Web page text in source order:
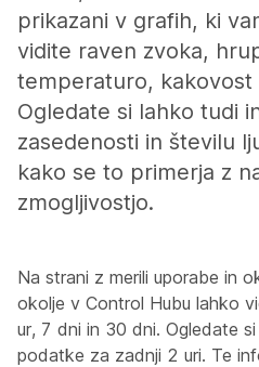
prikazani v grafih, ki
vidite raven zvoka,
temperaturo, kakovost
Ogledate si lahko tudi
zasedenosti in številu
kako se to primerja z
zmogljivostjo.
Na strani z merili uporabe in
okolje v Control Hubu lahko
ur, 7 dni in 30 dni. Ogledate
podatke za zadnji 2 uri. Te